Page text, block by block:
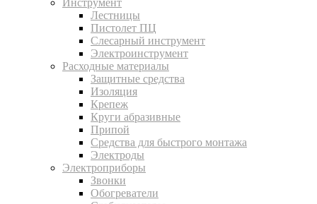
Инструмент
Лестницы
Пистолет ПЦ
Слесарный инструмент
Электроинструмент
Расходные материалы
Защитные средства
Изоляция
Крепеж
Круги абразивные
Припой
Средства для быстрого монтажа
Электроды
Электроприборы
Звонки
Обогреватели